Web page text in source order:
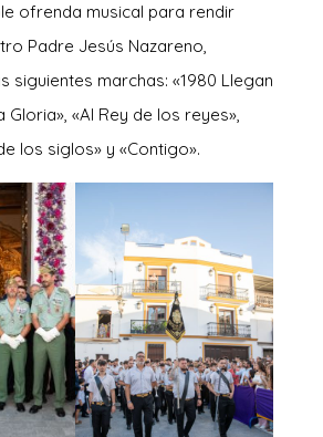
ofrenda musical para rendir
Padre Jesús Nazareno,
siguientes marchas: «1980 Llegan
Gloria», «Al Rey de los reyes»,
los siglos» y «Contigo».